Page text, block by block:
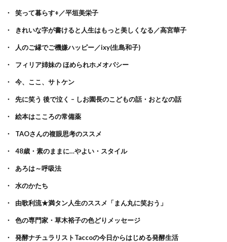
笑って暮らす+／平垣美栄子
きれいな字が書けると人生はもっと美しくなる／高宮華子
人のご縁でご機嫌ハッピー／ixy(生島和子)
フィリア姉妹の ほめられホメオパシー
今、ここ、サトケン
先に笑う 後で泣く – しお園長のこどもの話・おとなの話
絵本はこころの常備薬
TAOさんの複眼思考のススメ
48歳・素のままに…やよい・スタイル
あろは～呼吸法
水のかたち
由歌利流★満タン人生のススメ「まん丸に笑おう」
色の専門家・草木裕子の色どりメッセージ
発酵ナチュラリストTaccoの今日からはじめる発酵生活